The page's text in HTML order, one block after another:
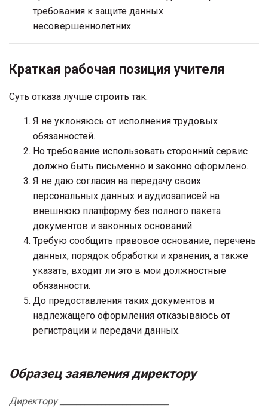
требования к защите данных
несовершеннолетних.
Краткая рабочая позиция учителя
Суть отказа лучше строить так:
Я не уклоняюсь от исполнения трудовых
обязанностей.
Но требование использовать сторонний сервис
должно быть письменно и законно оформлено.
Я не даю согласия на передачу своих
персональных данных и аудиозаписей на
внешнюю платформу без полного пакета
документов и законных оснований.
Требую сообщить правовое основание, перечень
данных, порядок обработки и хранения, а также
указать, входит ли это в мои должностные
обязанности.
До предоставления таких документов и
надлежащего оформления отказываюсь от
регистрации и передачи данных.
Образец заявления директору
Директору __________________________